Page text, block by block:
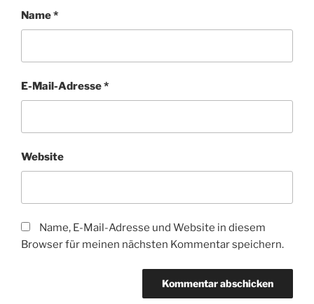
Name*
E-Mail-Adresse*
Website
Name, E-Mail-Adresse und Website in diesem
Browser für meinen nächsten Kommentar speichern.